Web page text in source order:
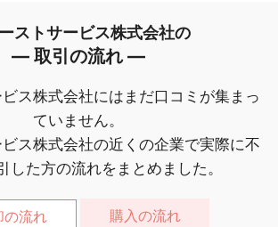
ストサービス株式会社の
― 取引の流れ ―
ス株式会社にはまだ口コミが集まっ
ていません。
ス株式会社の近くの企業で実際に不
した方の流れをまとめました。
の流れ 購入の流れ